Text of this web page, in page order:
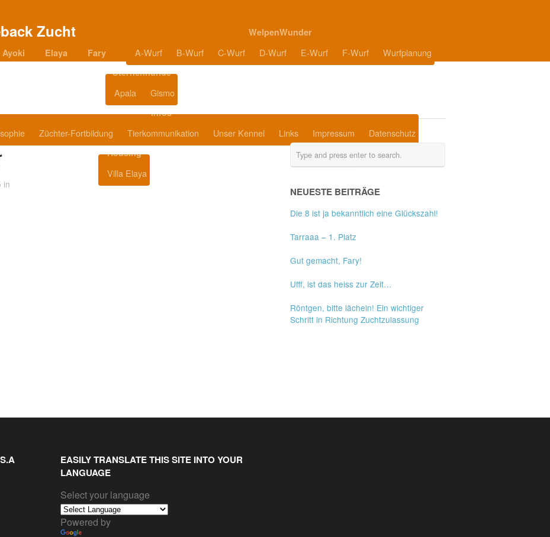
Ayoki Elaya Fary
WelpenWunder
A-Wurf B-Wurf C-Wurf D-Wurf E-Wurf F-Wurf Wurfplanung
Sternenhunde
Apala Gismo
Infos
Züchter-Fortbildung Tierkommunikation Unser Kennel Links Impressum Datenschutz
Housing
Villa Elaya
in
NEUESTE BEITRÄGE
Die 8 ist ja bekanntlich eine Glückszahl!
Tarraaa – 1. Platz
Gut gemacht, Fary!
Ufff, ist das heiss zur Zeit…
Röntgen, bitte lächeln! Ein wichtiger
Schritt in Richtung Zuchtzulassung
EASILY TRANSLATE THIS SITE INTO YOUR
LANGUAGE
Select your language
Powered by